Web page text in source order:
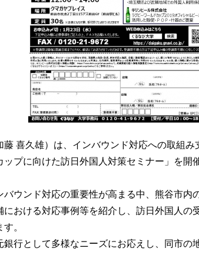
喜久雄）は、インバウンド対応への取組み
ップに向けた訪日外国人対策セミナー」を開
ウンド対応の重要性が高まる中、熊谷市内
における対応事例等を紹介し、訪日外国人の
。
行として多様なニーズにお応えし、同市の